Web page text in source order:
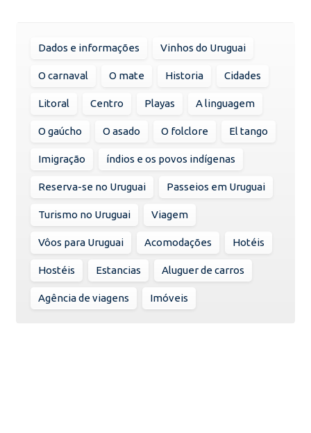
Dados e informações Vinhos do Uruguai
O carnaval O mate Historia Cidades
Litoral Centro Playas A linguagem
O gaúcho O asado O folclore El tango
Imigração índios e os povos indígenas
Reserva-se no Uruguai Passeios em Uruguai
Turismo no Uruguai Viagem
Vôos para Uruguai Acomodações Hotéis
Hostéis Estancias Aluguer de carros
Agência de viagens Imóveis